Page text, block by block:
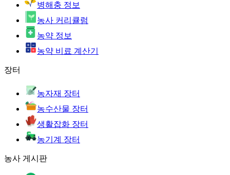
병해충 정보
농사 커리큘럼
농약 정보
농약 비료 계산기
장터
농자재 장터
농수산물 장터
생활잡화 장터
농기계 장터
농사 게시판